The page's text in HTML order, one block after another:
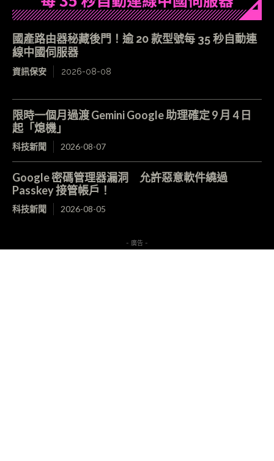
國產路由器秘藏後門！逾 20 款型號每 35 秒自動連
線中國伺服器
資訊保安 2026-08-08
限時一個月過渡 Gemini Google 助理確定 9 月 4 日
起「熄機」
科技新聞 2026-08-07
Google 密碼管理器漏洞 允許惡意軟件繞過
Passkey 接管帳戶！
科技新聞 2026-08-05
- 廣告 -